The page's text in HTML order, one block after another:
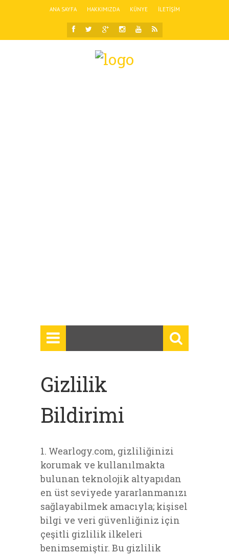
ANA SAYFA HAKKIMIZDA KÜNYE İLETIŞIM
Gizlilik
Bildirimi
1. Wearlogy.com, gizliliğinizi
korumak ve kullanılmakta
bulunan teknolojik altyapıdan
en üst seviyede yararlanmanızı
sağlayabilmek amacıyla; kişisel
bilgi ve veri güvenliğiniz için
çeşitli gizlilik ilkeleri
benimsemiştir. Bu gizlilik